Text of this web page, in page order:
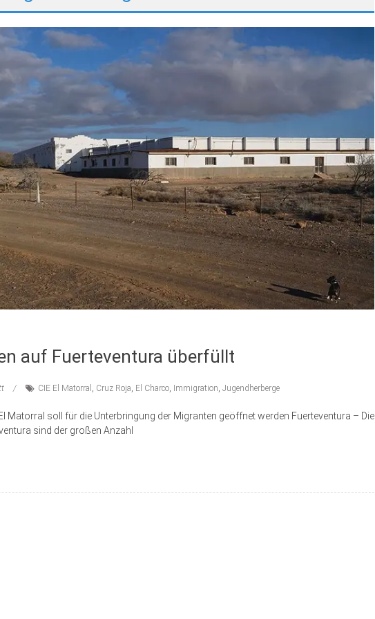
auf Fuerteventura überfüllt
CIE El Matorral Cruz Roja El Charco Immigration Jugendherberge
Matorral soll für die Unterbringung der Migranten geöffnet werden Fuerteventura – Die
sind der großen Anzahl